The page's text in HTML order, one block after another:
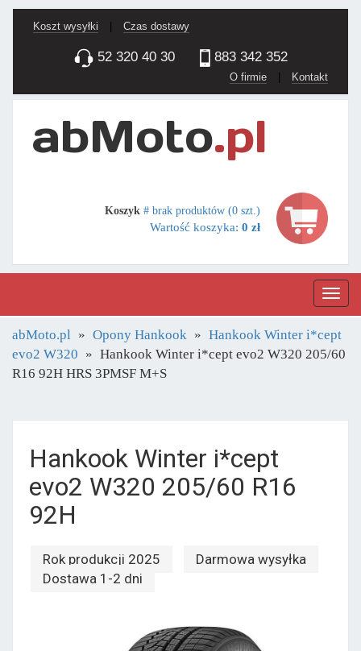
Koszt wysyłki Czas dostawy
52 320 40 30 883 342 352
O firmie | Kontakt
Koszyk # brak produktów (0 szt.)
Wartość koszyka: 0 zł
abMoto.pl Opony Hankook
Hankook Winter i*cept
evo2 W320
Hankook Winter i*cept evo2 W320 205/60
R16 92H HRS 3PMSF M+S
Hankook Winter i*cept
evo2 W320 205/60 R16
92H
Rok produkcji 2025
Darmowa wysyłka
Dostawa 1-2 dni